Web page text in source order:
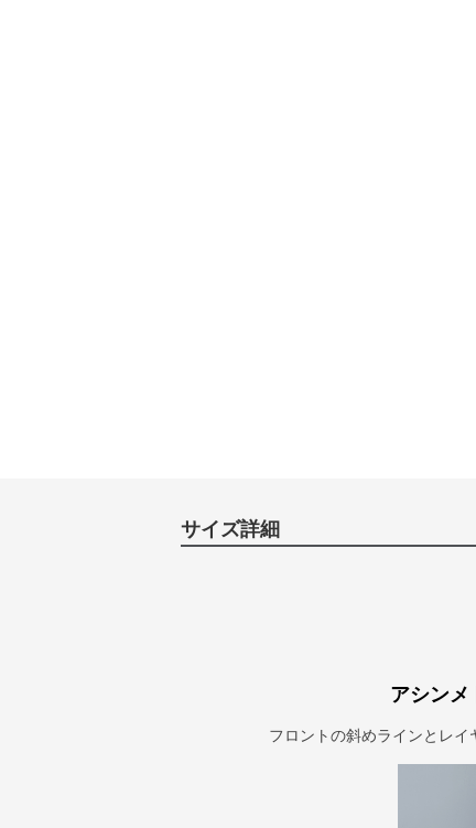
サイズ詳細
アシンメ
フロントの斜めラインとレ